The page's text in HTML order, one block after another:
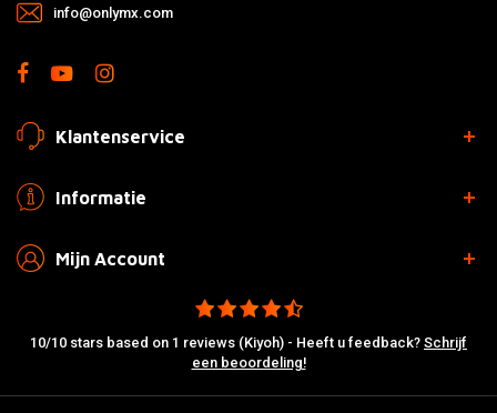
info@onlymx.com
Klantenservice
Informatie
Mijn Account
10/10 stars based on 1 reviews (Kiyoh) - Heeft u feedback? Schrijf
een beoordeling!